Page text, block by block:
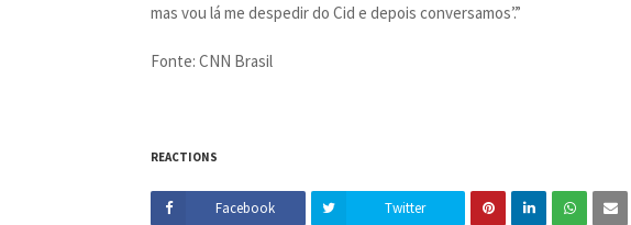
mas vou lá me despedir do Cid e depois conversamos’.”
Fonte: CNN Brasil
REACTIONS
Facebook Twitter